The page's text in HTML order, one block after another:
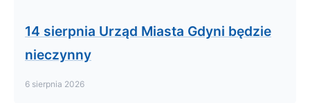
14 sierpnia Urząd Miasta Gdyni będzie
nieczynny
6 sierpnia 2026